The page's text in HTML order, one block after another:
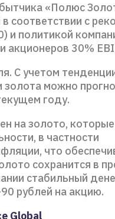
«Полюс
соответствии с
и политикой
акционеров 30%
С учетом
можно
году.
на золото,
в частности
что
сохранится в
стабильный
рублей на акцию.
Global